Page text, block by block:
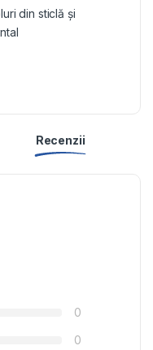
din sticlă și
Recenzii
0
0